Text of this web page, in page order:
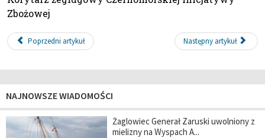
Zbożowej
Poprzedni artykuł Następny artykuł
NAJNOWSZE WIADOMOŚCI
Żaglowiec Generał Zaruski uwolniony z
mielizny na Wyspach A...